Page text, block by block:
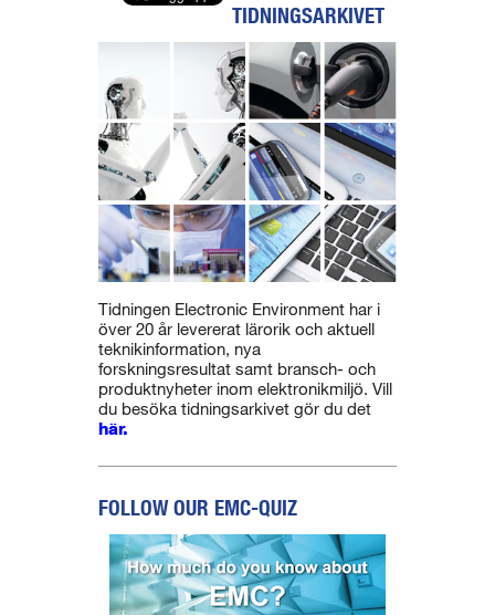
TIDNINGSARKIVET
Tidningen Electronic Environment har i
över 20 år levererat lärorik och aktuell
teknikinformation, nya
forskningsresultat samt bransch- och
produktnyheter inom elektronikmiljö. Vill
du besöka tidningsarkivet gör du det
här.
FOLLOW OUR EMC-QUIZ